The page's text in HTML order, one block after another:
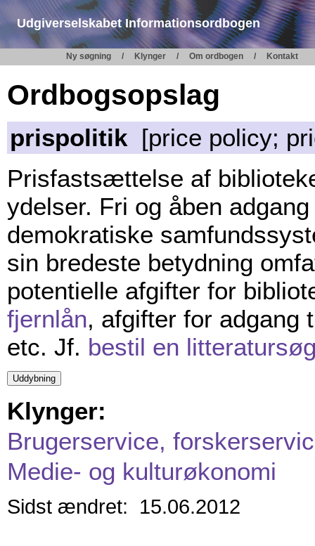
Udgiverselskabet Informationsordbogen
Ny søgning Klynger Om ordbogen Kontakt
Ordbogsopslag
prispolitik [price policy;
Prisfastsættelse af
ydelser. Fri og åben
demo­kratiske
sin bredeste betydning
potentielle afgifter for
fjernlån, afgifter for adgang
etc. Jf. bestil en
Klynger:
Brugerservice,
Medie- og kulturøkonomi
Sidst ændret: 15.06.2012